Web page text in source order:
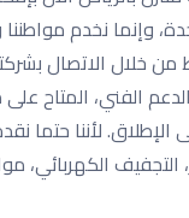
وإنما نخدم مواطننا
خلال الاتصال
على الإطلاق. لأننا حتما
الكهربائي،